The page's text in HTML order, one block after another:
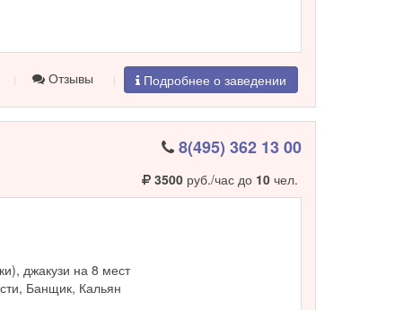
Отзывы Подробнее о заведении
8(495) 362 13 00
3500руб./час до 10чел.
джакузи на 8 мест
Банщик, Кальян